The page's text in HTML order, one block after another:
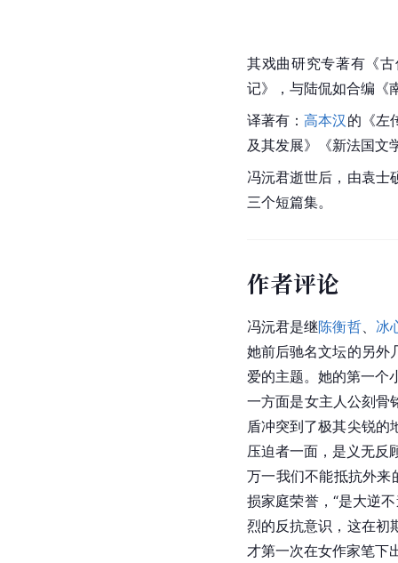
其戏曲研究专著有《
记》，与陆侃如合编《
译著有：高本汉 的《左
及其发展》《新法国文
冯沅君逝世后，由袁士
三个短篇集。
作者评论
冯沅君是继陈衡哲、 冰
她前后驰名文坛的另外
爱的主题。她的第一个
一方面是女主人公刻骨
盾冲突到了极其尖锐的
压迫者一面，是义无反
万一我们不能抵抗外来
损家庭荣誉，“是大逆
烈的反抗意识，这在初
才第一次在女作家笔下